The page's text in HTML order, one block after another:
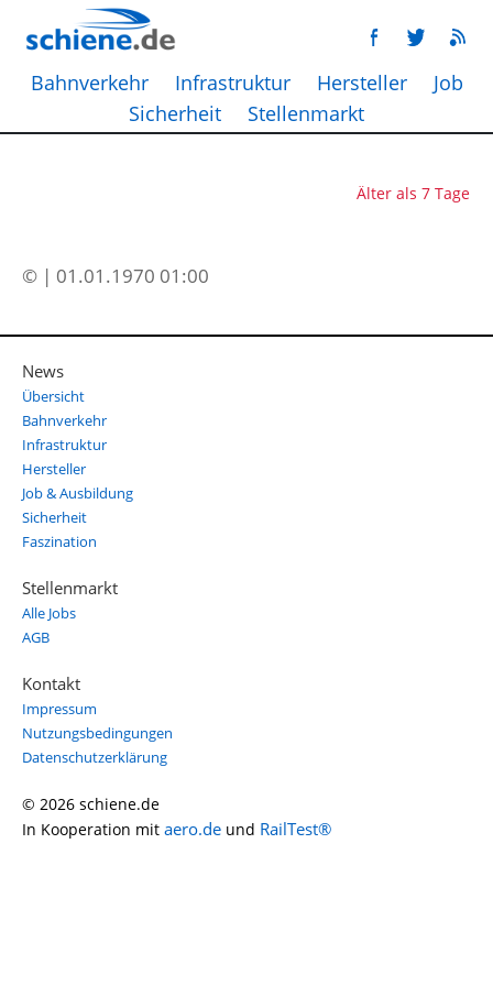
Bahnverkehr Infrastruktur Hersteller
Job
Sicherheit
Stellenmarkt
Älter als 7 Tage
© | 01.01.1970 01:00
News
Übersicht
Bahnverkehr
Infrastruktur
Hersteller
Job & Ausbildung
Sicherheit
Faszination
Stellenmarkt
Alle Jobs
AGB
Kontakt
Impressum
Nutzungsbedingungen
Datenschutzerklärung
© 2026 schiene.de
In Kooperation mit aero.de und RailTest®